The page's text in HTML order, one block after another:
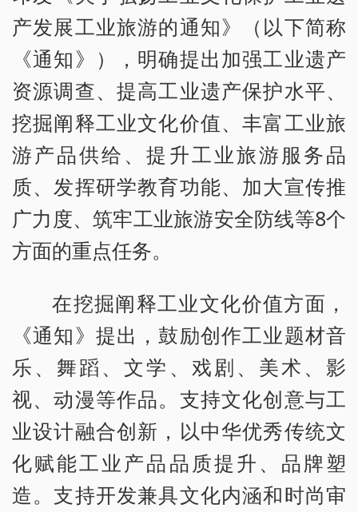
产发展工业旅游的通知》（以下简称
《通知》），明确提出加强工业遗产
资源调查、提高工业遗产保护水平、
挖掘阐释工业文化价值、丰富工业旅
游产品供给、提升工业旅游服务品
质、发挥研学教育功能、加大宣传推
广力度、筑牢工业旅游安全防线等8个
方面的重点任务。
在挖掘阐释工业文化价值方面，
《通知》提出，鼓励创作工业题材音
乐、舞蹈、文学、戏剧、美术、影
视、动漫等作品。支持文化创意与工
业设计融合创新，以中华优秀传统文
化赋能工业产品品质提升、品牌塑
造。支持开发兼具文化内涵和时尚审